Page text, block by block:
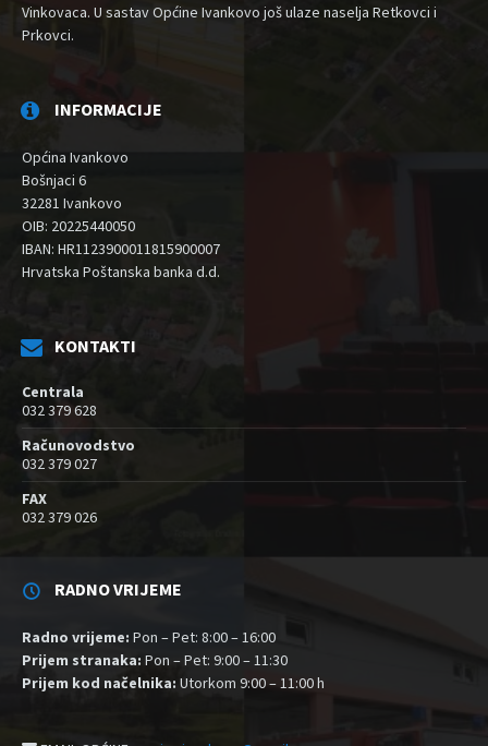
Vinkovaca. U sastav Općine Ivankovo još ulaze naselja Retkovci i
Prkovci.
INFORMACIJE
Općina Ivankovo
Bošnjaci 6
32281 Ivankovo
OIB: 20225440050
IBAN: HR1123900011815900007
Hrvatska Poštanska banka d.d.
KONTAKTI
Centrala
032 379 628
Računovodstvo
032 379 027
FAX
032 379 026
RADNO VRIJEME
Radno vrijeme: Pon – Pet: 8:00 – 16:00
Prijem stranaka: Pon – Pet: 9:00 – 11:30
Prijem kod načelnika: Utorkom 9:00 – 11:00 h